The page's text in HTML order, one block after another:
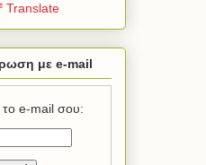
Translate
με e-mail
e-mail σου: